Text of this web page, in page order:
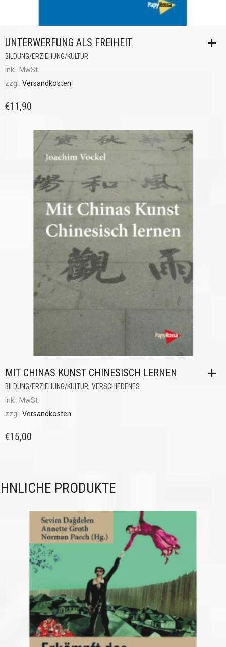
UNTERWERFUNG ALS FREIHEIT
BILDUNG/ERZIEHUNG/KULTUR
inkl. MwSt.
zzgl. Versandkosten
€11,90
MIT CHINAS KUNST CHINESISCH LERNEN
BILDUNG/ERZIEHUNG/KULTUR, VERSCHIEDENES
inkl. MwSt.
zzgl. Versandkosten
€15,00
PRODUKTE